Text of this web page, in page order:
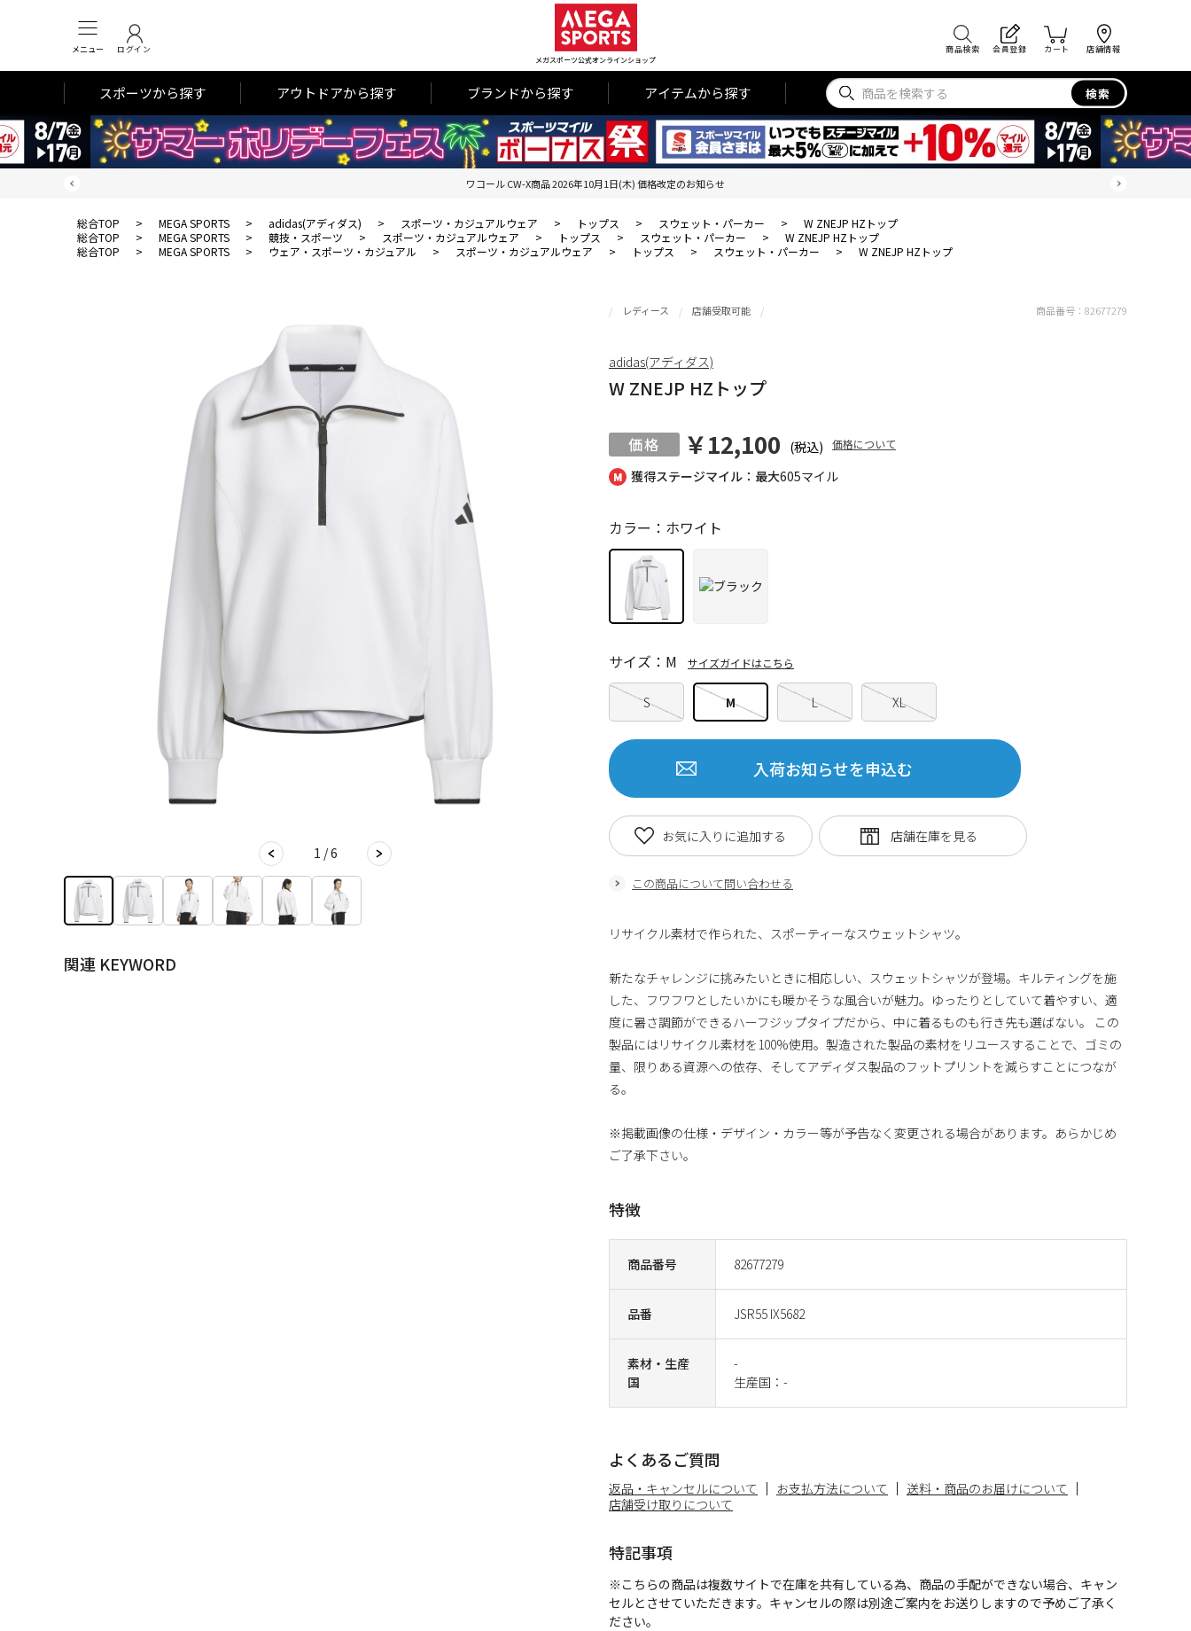
メニュー ログイン
メガスポーツ公式オンラインショップ
商品検索 会員登録 カート 店舗情報
スポーツから探す アウトドアから探す ブランドから探す アイテムから探す 検索
ワコール CW-X商品 2026年10月1日(木) 価格改定のお知らせ
総合TOP > MEGA SPORTS > adidas(アディダス) > スポーツ・カジュアルウェア > トップス > スウェット・パーカー >
W ZNEJP HZトップ
総合TOP
> MEGA SPORTS > 競技・スポーツ > スポーツ・カジュアルウェア > トップス > スウェット・パーカー >
W ZNEJP HZトップ
総合TOP
> MEGA SPORTS > ウェア・スポーツ・カジュアル > スポーツ・カジュアルウェア > トップス > スウェット・パーカー > W ZNEJP HZトップ
1 / 6
関連 KEYWORD
獲得ステージマイル：最大605マイル
レディース 店舗受取可能
W ZNEJP HZトップ
￥12,100 (税込) 価格について
商品番号 82677279
品番 JSR55 IX5682
素材・生産
国
-
生産国：-
カラー：ホワイト
S M L XL
サイズ：M サイズガイドはこちら
入荷お知らせを申込む
この商品について問い合わせる
お気に入りに追加する
商品番号： 82677279
adidas(アディダス)
リサイクル素材で作られた、スポーティーなスウェットシャツ。
新たなチャレンジに挑みたいときに相応しい、スウェットシャツが登場。キルティングを施
した、フワフワとしたいかにも暖かそうな風合いが魅力。ゆったりとしていて着やすい、適
度に暑さ調節ができるハーフジップタイプだから、中に着るものも行き先も選ばない。 この
製品にはリサイクル素材を100%使用。製造された製品の素材をリユースすることで、ゴミの
量、限りある資源への依存、そしてアディダス製品のフットプリントを減らすことにつなが
る。
※掲載画像の仕様・デザイン・カラー等が予告なく変更される場合があります。あらかじめ
ご了承下さい。
特徴
よくあるご質問
返品・キャンセルについて お支払方法について
送料・商品のお届けについて
店舗受け取りについて
特記事項
※こちらの商品は複数サイトで在庫を共有している為、商品の手配ができない場合、キャン
セルとさせていただきます。キャンセルの際は別途ご案内をお送りしますので予めご了承く
ださい。